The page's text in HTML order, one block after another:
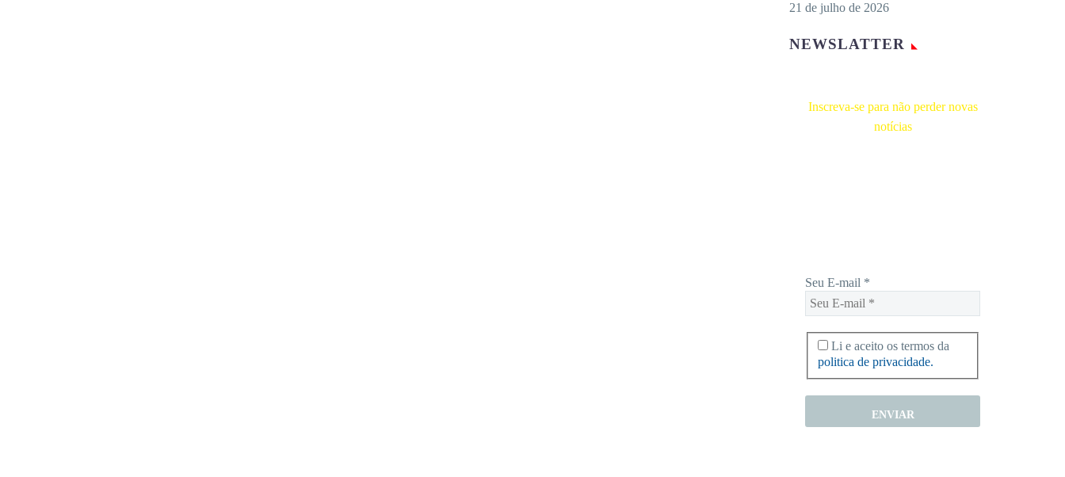
21 de julho de 2026
NEWSLATTER
Inscreva-se para não perder novas
notícias
Seu E-mail *
Li e aceito os termos da
politica de privacidade.